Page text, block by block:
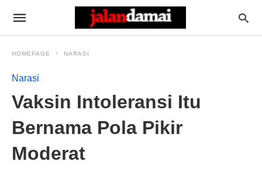
HOMEPAGE NARASI
Narasi
Vaksin Intoleransi Itu
Bernama Pola Pikir
Moderat